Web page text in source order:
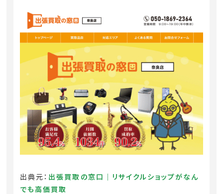
出典元： 出張買取の窓口｜リサイクルショップがなん
でも高価買取